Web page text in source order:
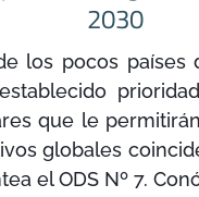
2030
los pocos países
que le
globales
el ODS Nº 7.